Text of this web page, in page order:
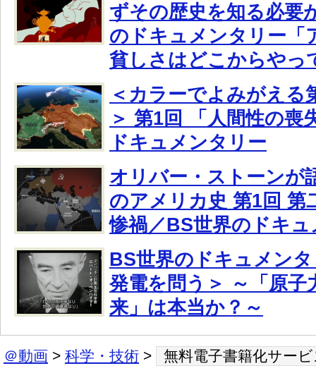
ずその歴史を知る必要
のドキュメンタリー「
貧しさはどこからやっ
＜カラーでよみがえる
＞ 第1回 「人間性の喪
ドキュメンタリー
オリバー・ストーンが
のアメリカ史 第1回 第
惨禍／BS世界のドキ
BS世界のドキュメン
発電を問う＞ ～「原子
来」は本当か？～
＠動画 > 科学・技術 >
無料電子書籍化サー